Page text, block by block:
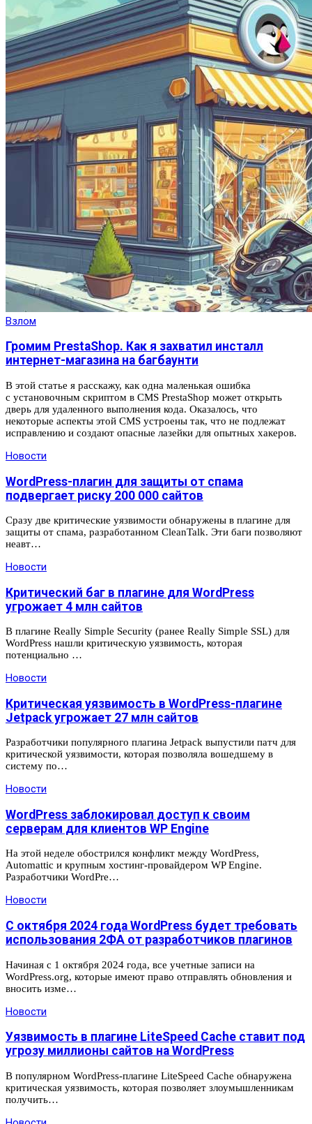
Взлом
Громим PrestaShop. Как я захватил инсталл
интернет-магазина на багбаунти
В этой статье я расскажу, как одна маленькая ошибка
с установочным скриптом в CMS PrestaShop может открыть
дверь для удаленного выполнения кода. Оказалось, что
некоторые аспекты этой CMS устроены так, что не подлежат
исправлению и создают опасные лазейки для опытных хакеров.
Новости
WordPress-плагин для защиты от спама
подвергает риску 200 000 сайтов
Сразу две критические уязвимости обнаружены в плагине для
защиты от спама, разработанном CleanTalk. Эти баги позволяют
неавт…
Новости
Критический баг в плагине для WordPress
угрожает 4 млн сайтов
В плагине Really Simple Security (ранее Really Simple SSL) для
WordPress нашли критическую уязвимость, которая
потенциально …
Новости
Критическая уязвимость в WordPress-плагине
Jetpack угрожает 27 млн сайтов
Разработчики популярного плагина Jetpack выпустили патч для
критической уязвимости, которая позволяла вошедшему в
систему по…
Новости
WordPress заблокировал доступ к своим
серверам для клиентов WP Engine
На этой неделе обострился конфликт между WordPress,
Automattic и крупным хостинг-провайдером WP Engine.
Разработчики WordPre…
Новости
С октября 2024 года WordPress будет требовать
использования 2ФА от разработчиков плагинов
Начиная с 1 октября 2024 года, все учетные записи на
WordPress.org, которые имеют право отправлять обновления и
вносить изме…
Новости
Уязвимость в плагине LiteSpeed Cache ставит под
угрозу миллионы сайтов на WordPress
В популярном WordPress-плагине LiteSpeed Cache обнаружена
критическая уязвимость, которая позволяет злоумышленникам
получить…